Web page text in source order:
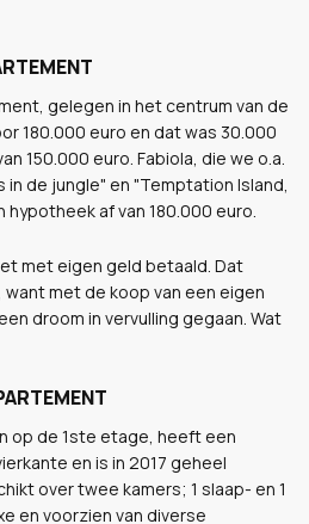
gelegen in het centrum van de
180.000 euro en dat was 30.000
150.000 euro. Fabiola, die we o.a.
in de jungle" en "Temptation Island,
af van 180.000 euro.
met eigen geld betaald. Dat
met de koop van een eigen
droom in vervulling gegaan. Wat
op de 1ste etage, heeft een
en is in 2017 geheel
over twee kamers; 1 slaap- en 1
en voorzien van diverse